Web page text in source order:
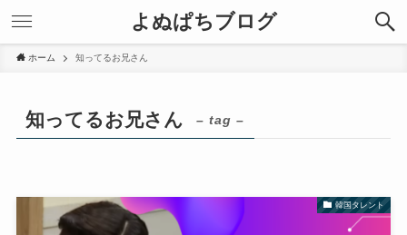
よぬぱちブログ
ホーム 知ってるお兄さん
知ってるお兄さん – tag –
韓国タレント